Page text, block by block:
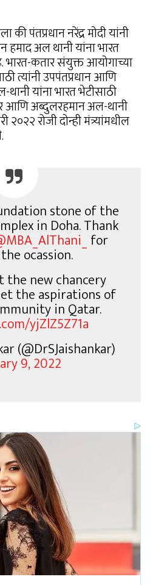
पंतप्रधान नरेंद्र मोदी यांनी
अल थानी यांना भारत
कतार संयुक्त आयोगाच्या
त्यांनी उपपंतप्रधान आणि
थानी यांना भारत भेटीसाठी
अब्दुलरहमान अल-थानी
रोजी दोन्ही मंत्र्यांमधील
stone of the
in Doha. Thank
for
ocassion.
new chancery
the aspirations of
in Qatar.
yjZlZ5Z71a
(@DrSJaishankar)
9, 2022